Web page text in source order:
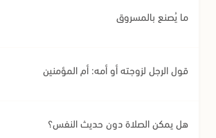
ما يُصنع بالمسروق
قول الرجل لزوجته أو أمه: أم المؤمنين
هل يمكن الصلاة دون حديث النفس؟